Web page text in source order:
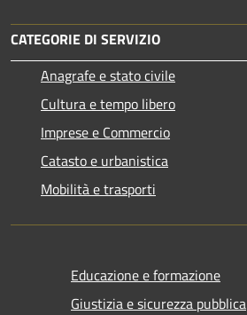
CATEGORIE DI SERVIZIO
Anagrafe e stato civile
Cultura e tempo libero
Imprese e Commercio
Catasto e urbanistica
Mobilità e trasporti
Educazione e formazione
Giustizia e sicurezza pubblica